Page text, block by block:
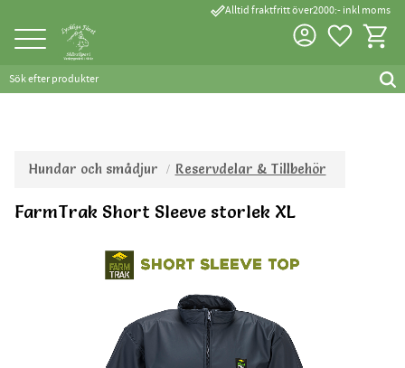
Meny
done_outlineAlltid fraktfritt över2000:- inkl moms
Favoriter
Hundar och smådjur Reservdelar & Tillbehör
FarmTrak Short Sleeve storlek XL